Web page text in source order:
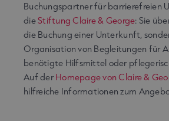
Buchungspartner für barrierefreien
dieStiftung Claire & George: Sie
die Buchung einer Unterkunft,
Organisation von Begleitungen für
benötigte Hilfsmittel oder
Auf der Homepage von Claire &
hilfreiche Informationen zum